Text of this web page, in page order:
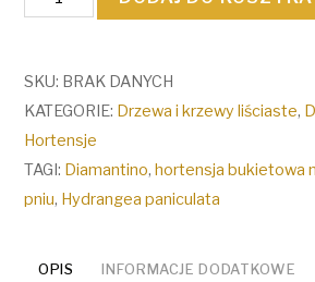
Hortensja
'Diamantino'
na
pniu
SKU: BRAK DANYCH
KATEGORIE: Drzewa i krzewy liściaste,
Hortensje
TAGI: Diamantino,hortensja bukietowa
pniu, Hydrangea paniculata
OPIS INFORMACJE DODATKOWE